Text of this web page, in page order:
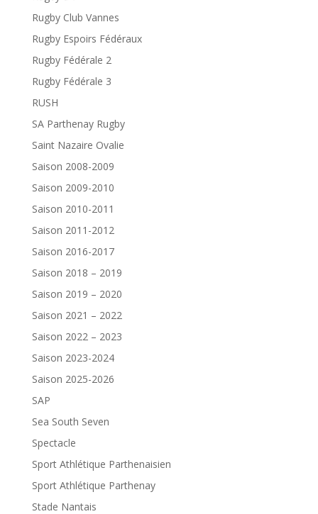
Rugby Club Vannes
Rugby Espoirs Fédéraux
Rugby Fédérale 2
Rugby Fédérale 3
RUSH
SA Parthenay Rugby
Saint Nazaire Ovalie
Saison 2008-2009
Saison 2009-2010
Saison 2010-2011
Saison 2011-2012
Saison 2016-2017
Saison 2018 – 2019
Saison 2019 – 2020
Saison 2021 – 2022
Saison 2022 – 2023
Saison 2023-2024
Saison 2025-2026
SAP
Sea South Seven
Spectacle
Sport Athlétique Parthenaisien
Sport Athlétique Parthenay
Stade Nantais